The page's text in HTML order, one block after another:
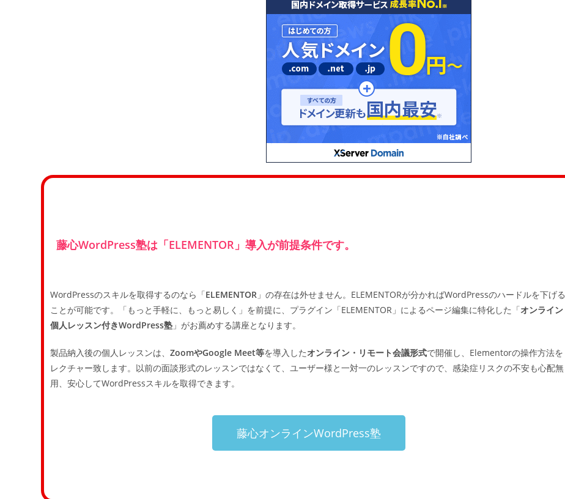
藤心WordPress塾は「ELEMENTOR」導入が前提条件です。
WordPressのスキルを取得するのなら「ELEMENTOR 」の存在は外せません。ELEMENTORが分かればWordPressのハードルを下げる
ことが可能です。「もっと手軽に、もっと易しく」を前提に、プラグイン「ELEMENTOR」によるページ編集に特化した「オンライン
個人レッスン付きWordPress塾 」がお薦めする講座となります。
製品納入後の個人レッスンは、ZoomやGoogle Meet等を導入したオンライン・リモート会議形式で開催し、Elementorの操作方法を
レクチャー致します。以前の面談形式のレッスンではなくて、ユーザー様と一対一のレッスンですので、感染症リスクの不安も心配無
用、安心してWordPressスキルを取得できます。
藤心オンラインWordPress塾